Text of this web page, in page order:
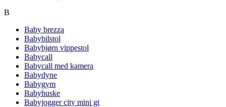
B
Baby brezza
Babybilstol
Babybjørn vippestol
Babycall
Babycall med kamera
Babydyne
Babygym
Babyhuske
Babyjogger city mini gt